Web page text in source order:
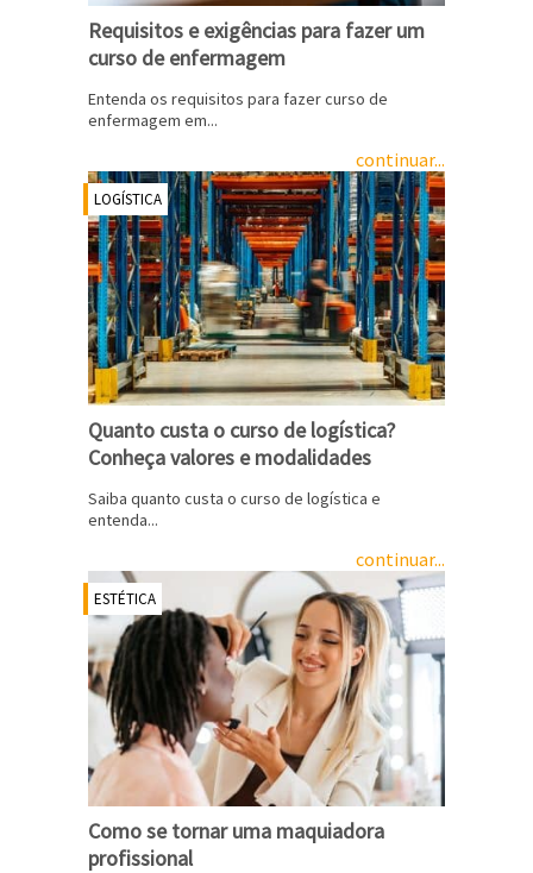
Requisitos e exigências para fazer um
curso de enfermagem
Entenda os requisitos para fazer curso de
enfermagem em...
continuar...
LOGÍSTICA
Quanto custa o curso de logística?
Conheça valores e modalidades
Saiba quanto custa o curso de logística e
entenda...
continuar...
ESTÉTICA
Como se tornar uma maquiadora
profissional